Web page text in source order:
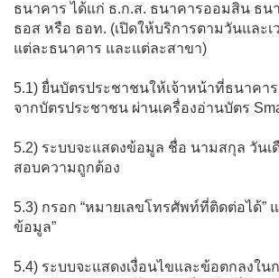
ธนาคาร ได้แก่ ธ.ก.ส. ธนาคารออมสิน ธน
ธอส หรือ ธอท. (เปิดให้บริการตามวันและเ
แต่ละธนาคาร และแต่ละสาขา)
5.1) ยื่นบัตรประชาชนให้เจ้าหน้าที่ธนาคา
จากบัตรประชาชน ผ่านเครื่องอ่านบัตร
5.2) ระบบจะแสดงข้อมูล ชื่อ นามสกุล วันเ
สอบความถูกต้อง
5.3) กรอก “หมายเลขโทรศัพท์ที่ติดต่อได้”
ข้อมูล”
5.4) ระบบจะแสดงเงื่อนไขและข้อตกลงใน